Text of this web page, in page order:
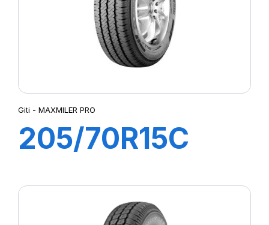
Giti - MAXMILER PRO
205/70R15C
MAXMILER PRO